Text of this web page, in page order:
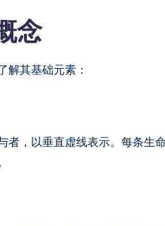
念
解其基础元素：
者，以垂直虚线表示。每条生